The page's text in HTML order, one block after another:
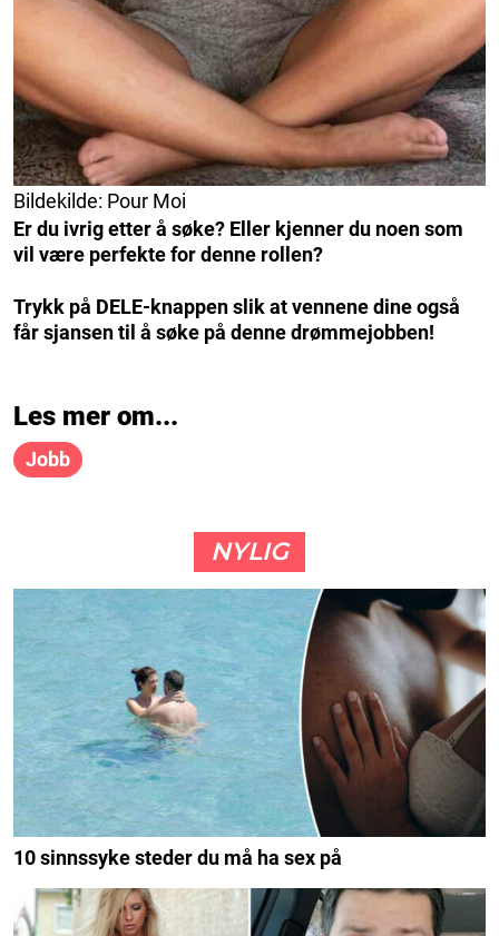
Bildekilde: Pour Moi
Er du ivrig etter å søke? Eller kjenner du noen som
vil være perfekte for denne rollen?
Trykk på DELE-knappen slik at vennene dine også
får sjansen til å søke på denne drømmejobben!
Les mer om...
Jobb
NYLIG
10 sinnssyke steder du må ha sex på